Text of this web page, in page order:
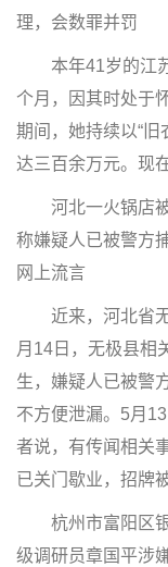
理，会数罪并罚
本年41岁的江苏
个月，因其时处于
期间，她持续以“旧
达三百余万元。现
河北一火锅店被
称嫌疑人已被警方
网上流言
近来，河北省无
月14日，无极县相
生，嫌疑人已被警
不方便泄漏。5月
者说，有传闻相关
已关门歇业，招牌
杭州市富阳区银
级调研员章国平涉